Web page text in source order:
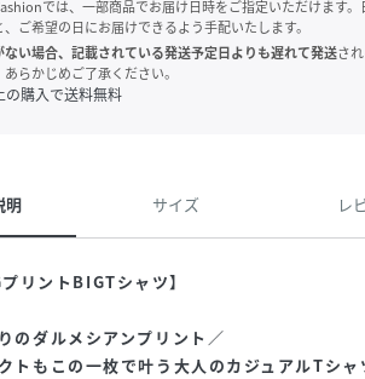
では、一部商品でお届け日時をご指定いただけます。
ご希望の日にお届けできるよう手配いたします。
い場合、記載されている発送予定日よりも遅れて発送さ
らかじめご了承ください。
の購入で送料無料
明 サイズ レ
リントBIGTシャツ】
のダルメシアンプリント／
トもこの一枚で叶う大人のカジュアルTシ